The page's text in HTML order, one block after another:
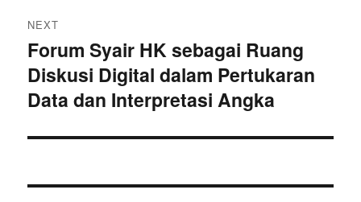
NEXT
Next
post:
Forum Syair HK sebagai Ruang
Diskusi Digital dalam Pertukaran
Data dan Interpretasi Angka